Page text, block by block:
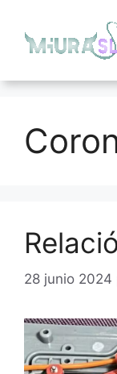
contenido
28 junio 2024